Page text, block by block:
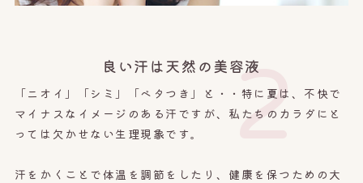
良い汗は天然の美容液2
「ニオイ」「シミ」「ベタつき」と・・特に夏は、不快で
マイナスなイメージのある汗ですが、私たちのカラダにと
っては欠かせない生理現象です。
汗をかくことで体温を調節をしたり、健康を保つための大